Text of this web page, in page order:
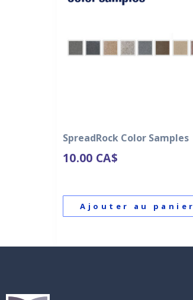
SpreadRock Color Samples
10.00 CA$
Ajouter au panier